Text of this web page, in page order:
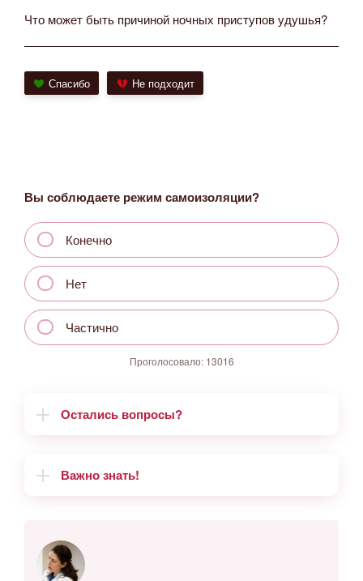
Что может быть причиной ночных приступов удушья?
Спасибо Не подходит
Вы соблюдаете режим самоизоляции?
Конечно
Нет
Частично
Проголосовало: 13016
Остались вопросы?
Важно знать!